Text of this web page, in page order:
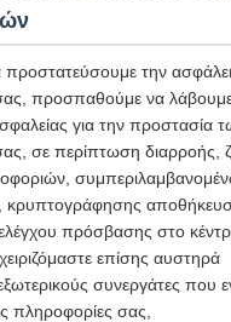
προστατεύσουμε την
προσπαθούμε να
για την προστασία
σε περίπτωση διαρροής,
κρυπτογράφησης
πρόσβασης στο
επίσης αυστηρά
συνεργάτες που
πληροφορίες σας,